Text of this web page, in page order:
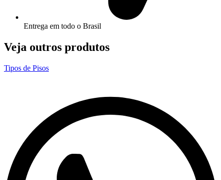
Entrega em todo o Brasil
Veja outros produtos
Tipos de Pisos